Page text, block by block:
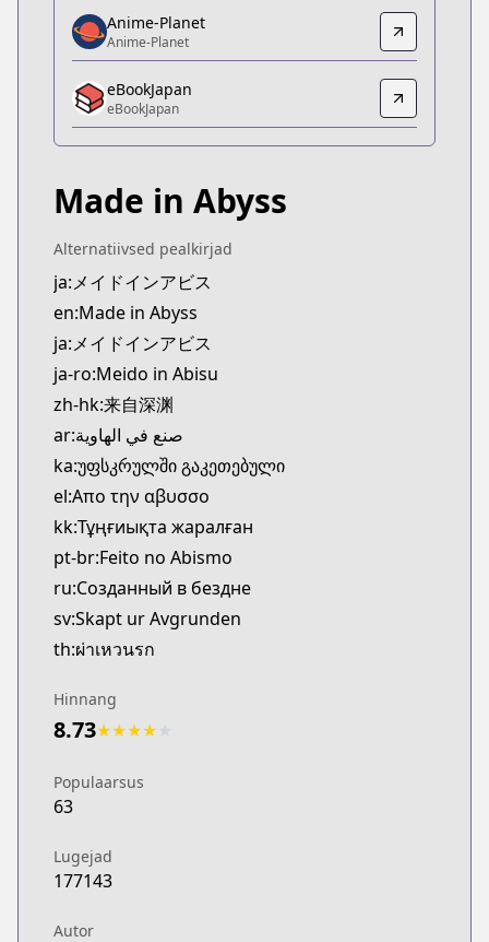
https://www.amazon.co.jp/dp/B0F4RN5L3P
Anime-Planet
Anime-Planet
https://www.anime-planet.com/manga/made-in-
eBookJapan
eBookJapan
Official Raw
https://webcomicgamma.takeshobo.co.jp/
Kitsu
Kitsu
https://kitsu.app/manga/38449
CDJapan
CDJapan
https://www.anime-planet.com/manga/https://
MangaUpdates
MangaUpdates
https://www.mangaupdates.com/
Book☆Walker
Book☆Walker
https://bookwalker.jp/series/17273
Official English
Official English
https://sevenseasentertainment.com/series/
Anime-Planet
Anime-Planet
eBookJapan
eBookJapan
Made in Abyss
Alternatiivsed pealkirjad
ja:メイドインアビス
en:Made in Abyss
ja:メイドインアビス
ja-ro:Meido in Abisu
zh-hk:来自深渊
ar:صنع في الهاوية
ka:უფსკრულში გაკეთებული
el:Απο την αβυσσο
kk:Тұңғиықта жаралған
pt-br:Feito no Abismo
ru:Созданный в бездне
sv:Skapt ur Avgrunden
th:ผ่าเหวนรก
Hinnang
8.73★★★★
Populaarsus
63
Lugejad
177143
Autor